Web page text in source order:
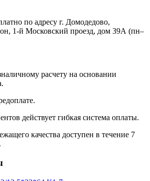
по адресу г. Домодедово,
1-й Московский проезд, дом 39А (пн–
расчету на основании
действует гибкая система оплаты.
качества доступен в течение 7